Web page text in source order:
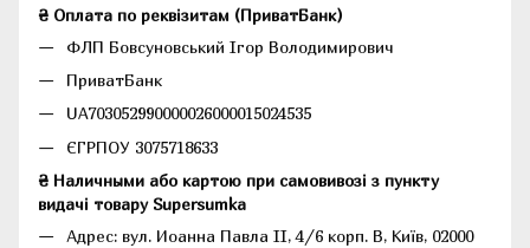
₴ Оплата по реквізитам (ПриватБанк)
ФЛП Бовсуновський Ігор Володимирович
ПриватБанк
UA703052990000026000015024535
ЄГРПОУ 3075718633
₴ Наличными або картою при самовивозі з пункту
видачі товару Supersumka
Адрес: вул. Иоанна Павла II, 4/6 корп. В, Київ, 02000